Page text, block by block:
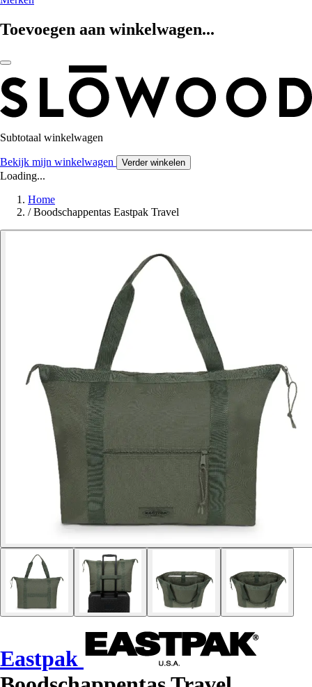
Toevoegen aan winkelwagen...
Subtotaal winkelwagen
Bekijk mijn winkelwagen Verder winkelen
Loading...
Home
/ Boodschappentas Eastpak Travel
Eastpak